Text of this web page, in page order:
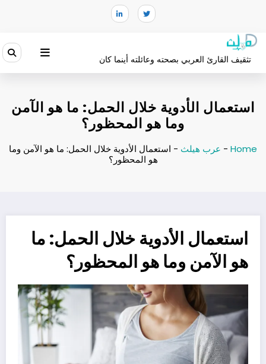
تثقيف القارئ العربي بصحته وعائلته أينما كان
استعمال الأدوية خلال الحمل: ما هو الآمن
وما هو المحظور؟
Home
- عرب هيلث - استعمال الأدوية خلال الحمل: ما هو الآمن وما
هو المحظور؟
استعمال الأدوية خلال الحمل: ما
هو الآمن وما هو المحظور؟